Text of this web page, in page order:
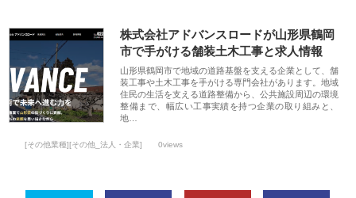
株式会社アドバンスロードが山形県鶴岡
市で手がける舗装土木工事と求人情報
山形県鶴岡市で地域の道路基盤を支える企業として、舗
装工事や土木工事を手がける専門会社があります。地域
住民の生活を支える道路整備から、公共施設周辺の環境
整備まで、幅広い工事実績を持つ企業の取り組みと、
地…
[その他業種][その他_法人・企業] 0views